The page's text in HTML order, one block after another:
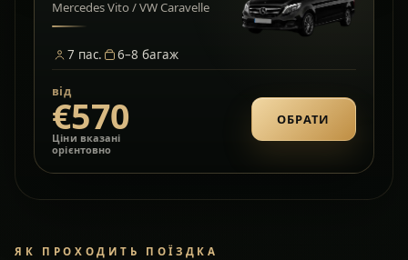
Mercedes Vito / VW Caravelle
7 пас. 6–8 багаж
від
€570
Ціни вказані
орієнтовно
ОБРАТИ
ЯК ПРОХОДИТЬ ПОЇЗДКА